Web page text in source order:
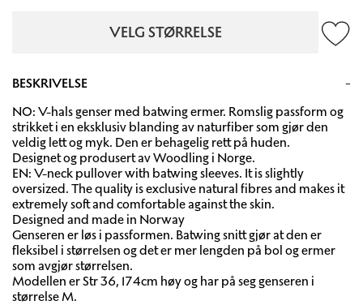
VELG STØRRELSE
BESKRIVELSE
NO: V-hals genser med batwing ermer. Romslig passform og
strikket i en eksklusiv blanding av naturfiber som gjør den
veldig lett og myk. Den er behagelig rett på huden.
Designet og produsert av Woodling i Norge.
EN: V-neck pullover with batwing sleeves. It is slightly
oversized. The quality is exclusive natural fibres and makes it
extremely soft and comfortable against the skin.
Designed and made in Norway
Genseren er løs i passformen. Batwing snitt gjør at den er
fleksibel i størrelsen og det er mer lengden på bol og ermer
som avgjør størrelsen.
Modellen er Str 36, 174cm høy og har på seg genseren i
størrelse M.